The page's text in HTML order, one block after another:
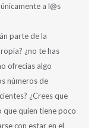
a l@s
parte de la
¿no te has
ofrecías algo
números de
¿Crees que
que quien tiene poco
con estar en el